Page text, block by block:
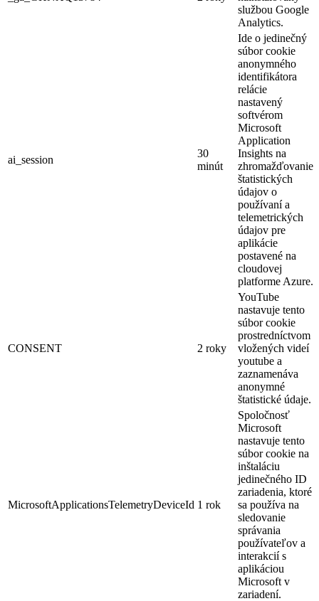
službou Google
Analytics.
ai_session
30
minút
Ide o jedinečný
súbor cookie
anonymného
identifikátora
relácie
nastavený
softvérom
Microsoft
Application
Insights na
zhromažďovanie
štatistických
údajov o
používaní a
telemetrických
údajov pre
aplikácie
postavené na
cloudovej
platforme Azure.
CONSENT 2 roky
YouTube
nastavuje tento
súbor cookie
prostredníctvom
vložených videí
youtube a
zaznamenáva
anonymné
štatistické údaje.
MicrosoftApplicationsTelemetryDeviceId 1 rok
Spoločnosť
Microsoft
nastavuje tento
súbor cookie na
inštaláciu
jedinečného ID
zariadenia, ktoré
sa používa na
sledovanie
správania
používateľov a
interakcií s
aplikáciou
Microsoft v
zariadení.